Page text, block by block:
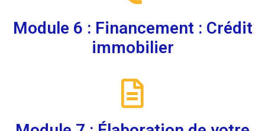
Module 6 : Financement : Crédit
immobilier